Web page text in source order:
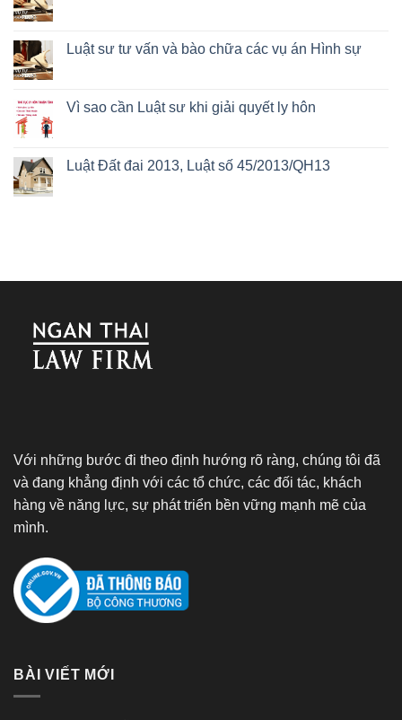
Luật sư tư vấn và bào chữa các vụ án Hình sự
Vì sao cần Luật sư khi giải quyết ly hôn
Luật Đất đai 2013, Luật số 45/2013/QH13
Với những bước đi theo định hướng rõ ràng, chúng tôi đã
và đang khẳng định với các tổ chức, các đối tác, khách
hàng về năng lực, sự phát triển bền vững mạnh mẽ của
mình.
BÀI VIẾT MỚI